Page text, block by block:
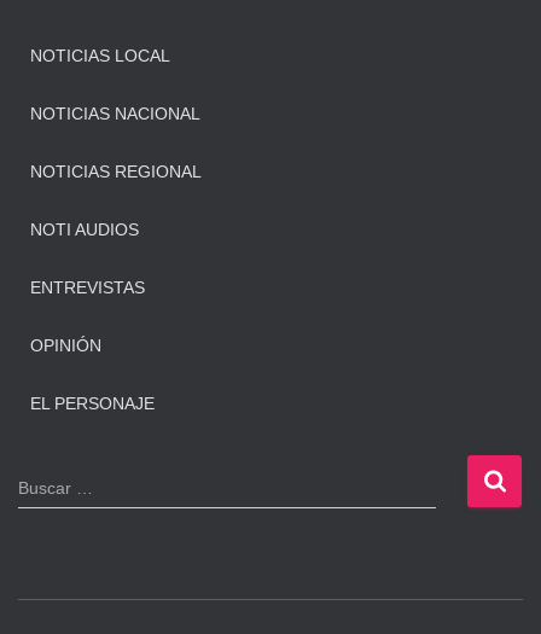
NOTICIAS LOCAL
NOTICIAS NACIONAL
NOTICIAS REGIONAL
NOTI AUDIOS
ENTREVISTAS
OPINIÓN
EL PERSONAJE
B
u
Buscar …